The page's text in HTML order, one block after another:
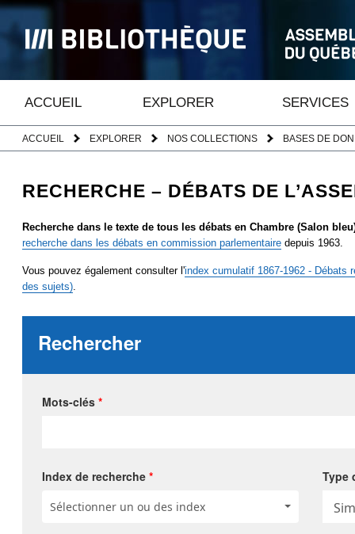
ACCUEIL EXPLORER SERVICES
ACCUEIL EXPLORER NOS COLLECTIONS BASES DE
RECHERCHE – DÉBATS DE
Recherche dans le texte de tous les débats en Chambre (Salon
recherche dans les débats en commission parlementaire depuis 1963.
Vous pouvez également consulter l'index cumulatif 1867-1962 - Débats
des sujets).